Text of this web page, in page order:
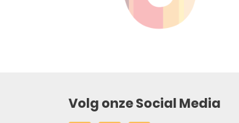
Volg onze Social Media